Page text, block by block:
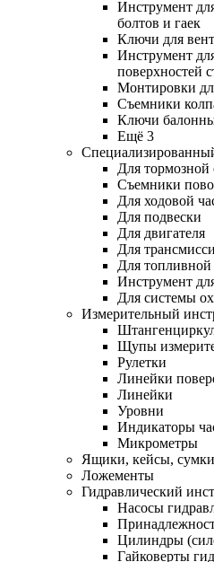
Инструмент
болтов и гаек
Ключи для
Инструмент
поверхностей
Монтировки
Съемники
Ключи
Ещё 3
Для тормозной
Съемники
Для ходовой
Для подвески
Для двигателя
Для
Для
Инструмент
Для системы
Измерительный
Щупы
Рулетки
Линейки
Линейки
Уровни
Индикаторы
Микрометры
Ящики, кейсы, сумки
Ложементы
Гидравлический
Насосы
Цилиндры
Гайковерты